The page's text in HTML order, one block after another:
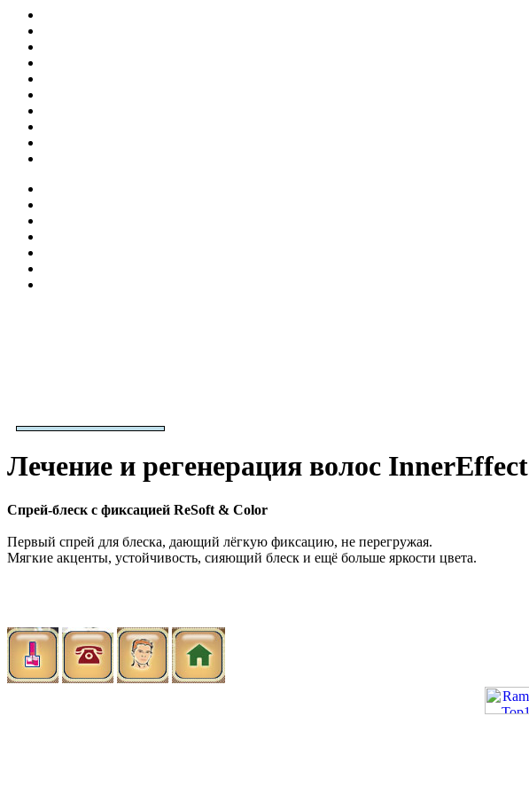
Лечение и регенерация волос InnerEffect
Спрей-блеск с фиксацией ReSoft & Color
Первый спрей для блеска, дающий лёгкую фиксацию, не перегружая.
Мягкие акценты, устойчивость, сияющий блеск и ещё больше яркости цвета.